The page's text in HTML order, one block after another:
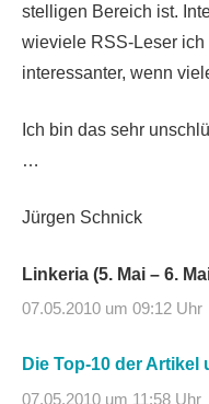
stelligen Bereich ist.
wieviele RSS-Leser ich
interessanter, wenn
Ich bin das sehr
…
Jürgen Schnick
Linkeria (5. Mai – 6.
07.05.2010 um 09:12 Uhr
Die Top-10 der
07.05.2010 um 11:58 Uhr